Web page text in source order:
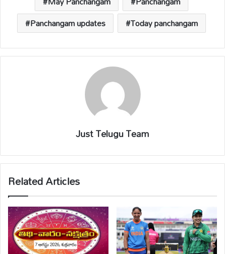
p
p
o
k
n
k
s
Panchangam updates
Today panchangam
Just Telugu Team
Related Articles